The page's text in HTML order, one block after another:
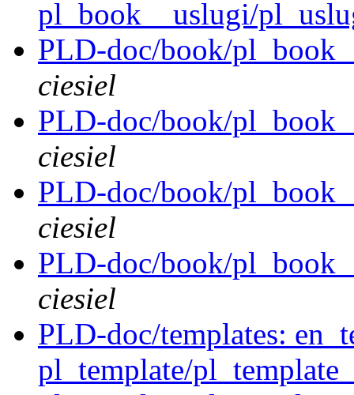
pl_book__uslugi/
PLD-doc/book/
ciesiel
PLD-doc/book/
ciesiel
PLD-doc/book/
ciesiel
PLD-doc/book/
ciesiel
PLD-doc/templates:
pl_template/